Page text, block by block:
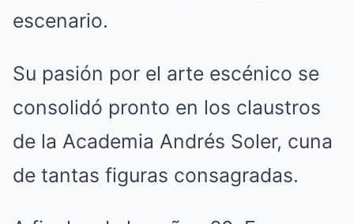
escenario.
Su pasión por el arte escénico se
consolidó pronto en los claustros
de la Academia Andrés Soler, cuna
de tantas figuras consagradas.